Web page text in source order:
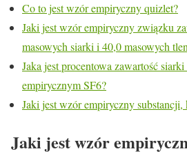
Co to jest wzór empiryczny quizlet?
Jaki jest wzór empiryczny związku
masowych siarki i 40,0 masowych
Jaka jest procentowa zawartość
empirycznym SF6?
Jaki jest wzór empiryczny
Jaki jest wzór